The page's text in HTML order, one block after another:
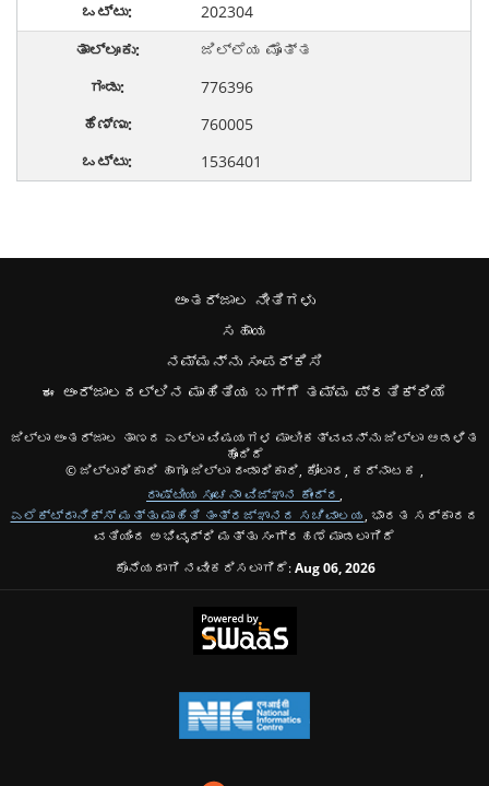
202304
ಜಿಲ್ಲೆಯ ಮೊತ್ತ
776396
760005
1536401
ಅಂತರ್ಜಾಲ ನೀತಿಗಳು
ಸಹಾಯ
ನಮ್ಮನ್ನು ಸಂಪರ್ಕಿಸಿ
ಈ ಅಂರ್ಜಾಲದಲ್ಲಿನ ಮಾಹಿತಿಯ ಬಗ್ಗೆ ತಮ್ಮ ಪ್ರತಿಕ್ರಿಯೆ
ಜಿಲ್ಲಾ ಅಂತರ್ಜಾಲ ತಾಣದ ಎಲ್ಲಾ ವಿಷಯಗಳ ಮಾಲೀಕತ್ವವನ್ನು ಜಿಲ್ಲಾ ಆಡಳಿತ
ಹೊಂದಿದೆ
© ಜಿಲ್ಲಾಧಿಕಾರಿ ಹಾಗೂ ಜಿಲ್ಲಾ ದಂಡಾಧಿಕಾರಿ, ಕೋಲಾರ, ಕರ್ನಾಟಕ ,
ರಾಷ್ಟೀಯ ಸೂಚನಾ ವಿಜ್ಞಾನ ಕೇಂದ್ರ ,
ಎಲೆಕ್ಟ್ರಾನಿಕ್ಸ್ ಮತ್ತು ಮಾಹಿತಿ ತಂತ್ರಜ್ಞಾನದ ಸಚಿವಾಲಯ, ಭಾರತ ಸರ್ಕಾರದ
ವತಿಯಿಂದ ಅಭಿವೃದ್ಧಿ ಮತ್ತು ಸಂಗ್ರಹಣೆ ಮಾಡಲಾಗಿದೆ
ಕೊನೆಯದಾಗಿ ನವೀಕರಿಸಲಾಗಿದೆ:Aug 06, 2026